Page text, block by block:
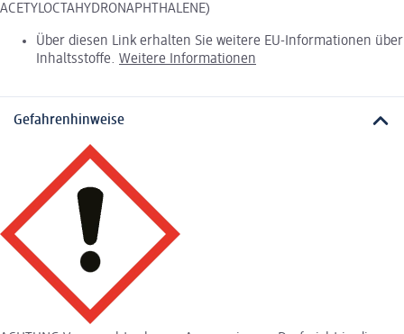
ACETYLOCTAHYDRONAPHTHALENE)
Über diesen Link erhalten Sie weitere EU-Informationen über
Inhaltsstoffe. Weitere Informationen
Gefahrenhinweise